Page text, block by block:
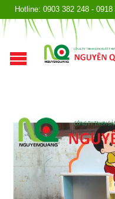
Hotline: 0903 382 248 -